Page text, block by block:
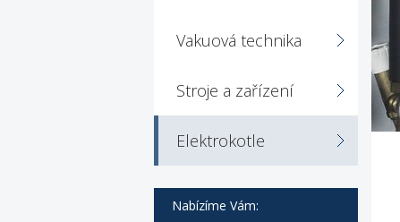
Vakuová technika
Stroje a zařízení
Elektrokotle
Nabízíme Vám: